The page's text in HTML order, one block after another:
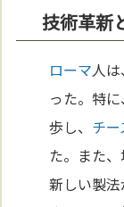
技術革新
ローマ人は
った。特
歩し、 チー
た。また
新しい製